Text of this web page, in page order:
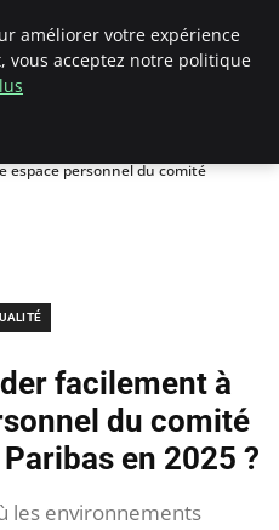
espace personnel du comité
facilement à
du comité
en 2025 ?
les environnements
améliorer votre expérience
vous acceptez notre politique